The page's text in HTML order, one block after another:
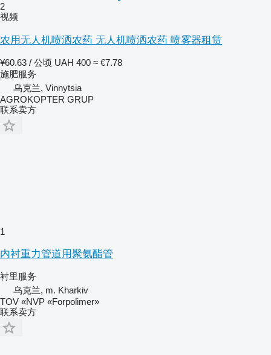
2
视频
农用无人机喷洒农药 无人机喷洒农药 喷雾器租赁
¥60.63 / 公顷 UAH 400 ≈ €7.78
施肥服务
乌克兰, Vinnytsia
AGROKOPTER GRUP
联系卖方
1
内衬重力管道用聚氨酯管
衬里服务
乌克兰, m. Kharkiv
TOV «NVP «Forpolimer»
联系卖方